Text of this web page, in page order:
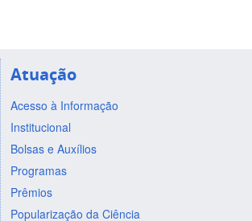
Atuação
Acesso à Informação
Institucional
Bolsas e Auxílios
Programas
Prêmios
Popularização da Ciência